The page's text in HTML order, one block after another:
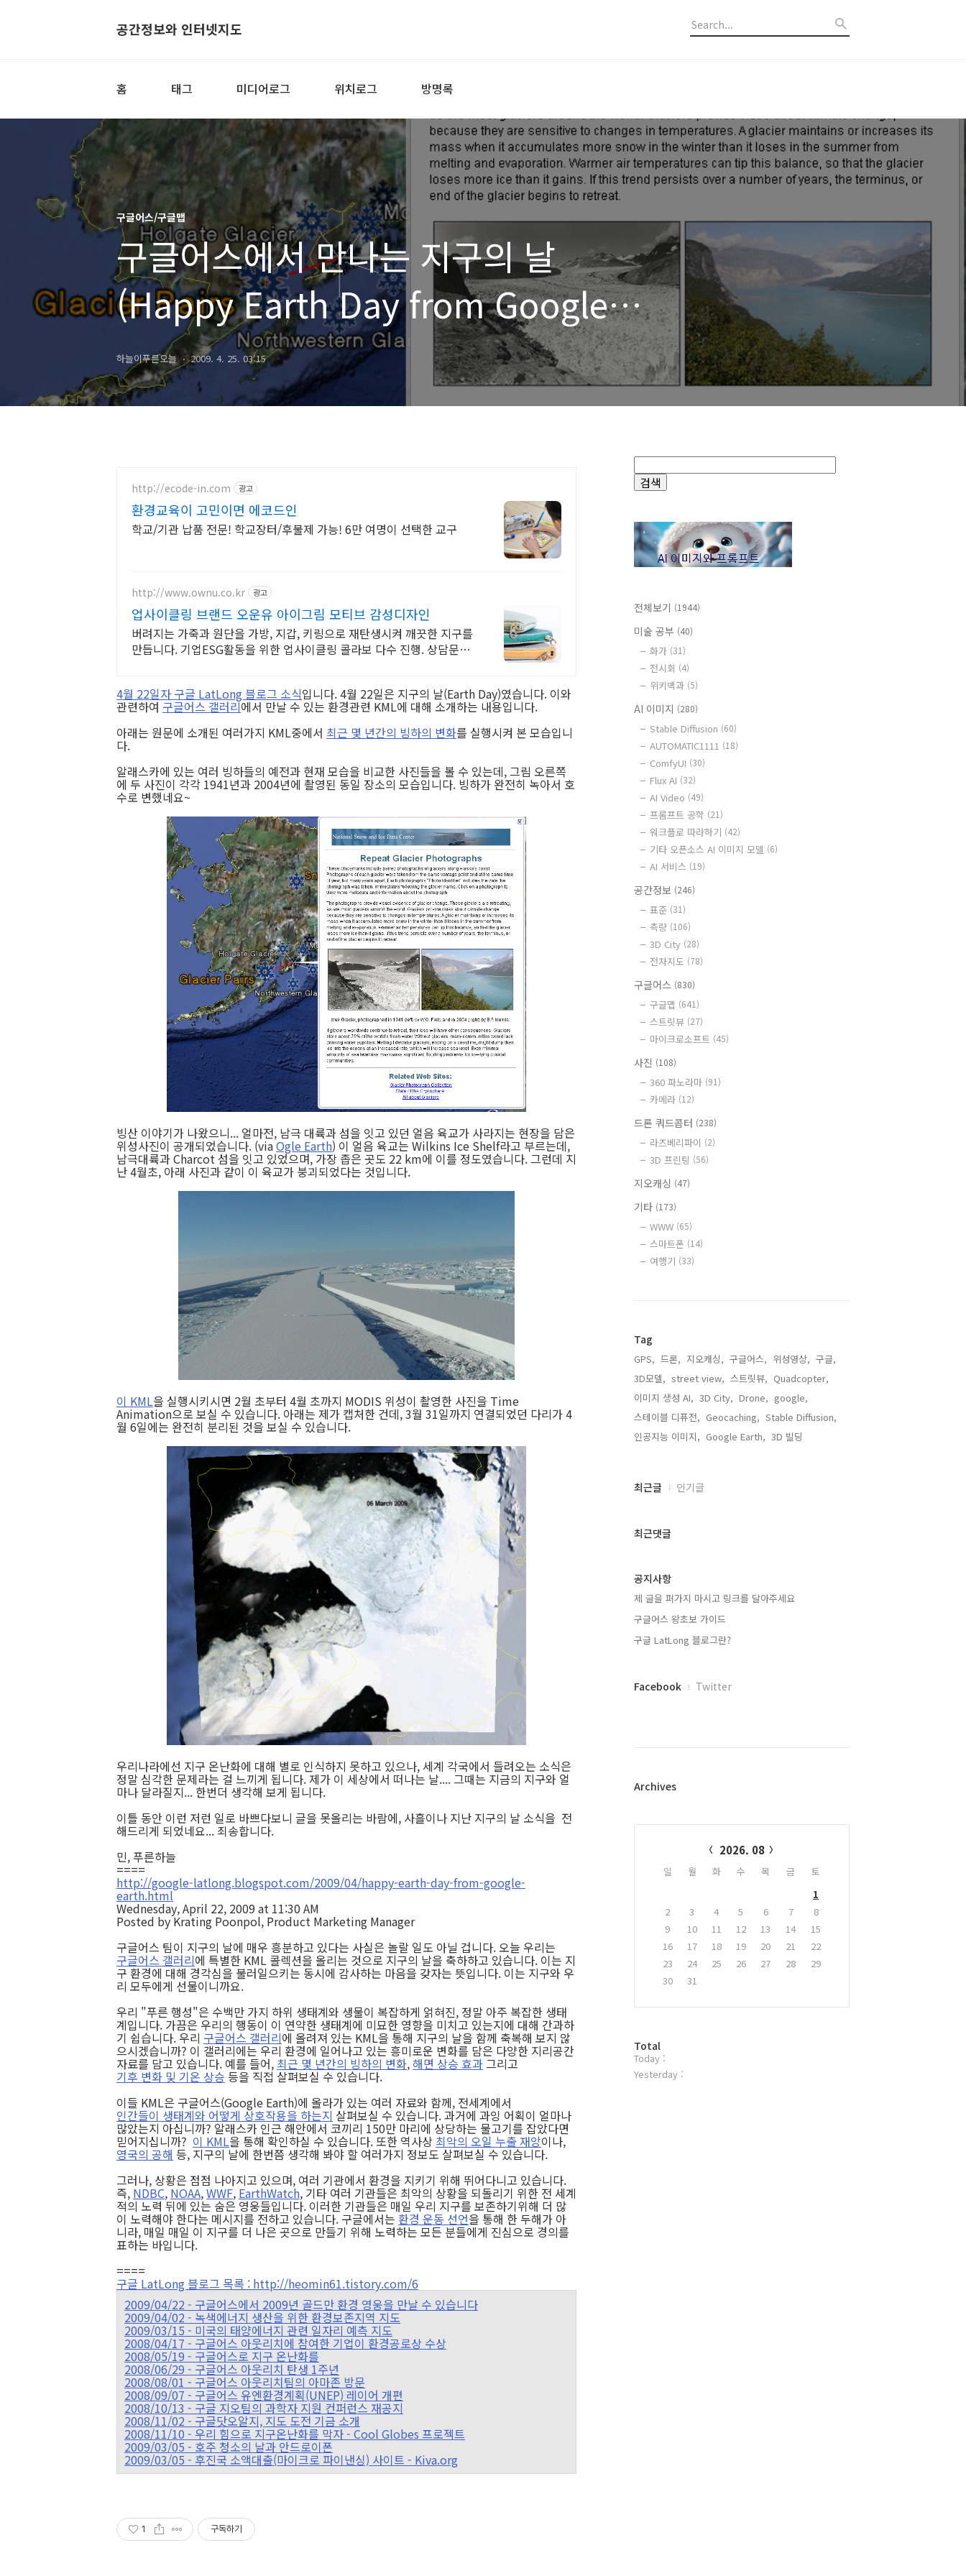
공간정보와 인터넷지도
홈 태그 미디어로그 위치로그 방명록
구글어스/구글맵
구글어스에서 만나는 지구의 날
(Happy Earth Day from Google
Earth)
하늘이푸른오늘 2009. 4. 25. 03:15
http://ecode-in.com 광고
환경교육이 고민이면 에코드인
학교/기관 납품 전문! 학교장터/후불제 가능! 6만 여명이 선택한 교구
http://www.ownu.co.kr 광고
업사이클링 브랜드 오운유 아이그림 모티브 감성디자인
버려지는 가죽과 원단을 가방, 지갑, 키링으로 재탄생시켜 깨끗한 지구를
만듭니다. 기업ESG활동을 위한 업사이클링 콜라보 다수 진행. 상담문의
4월 22일자 구글 LatLong 블로그 소식입니다. 4월 22일은 지구의 날(Earth Day)였습니다. 이와
관련하여 구글어스 갤러리에서 만날 수 있는 환경관련 KML에 대해 소개하는 내용입니다.
아래는 원문에 소개된 여러가지 KML중에서 최근 몇 년간의 빙하의 변화를 실행시켜 본 모습입니
다.
알래스카에 있는 여러 빙하들의 예전과 현재 모습을 비교한 사진들을 볼 수 있는데, 그림 오른쪽
에 두 사진이 각각 1941년과 2004년에 촬영된 동일 장소의 모습입니다. 빙하가 완전히 녹아서 호
수로 변했네요~
빙산 이야기가 나왔으니... 얼마전, 남극 대륙과 섬을 잇고 있던 얼음 육교가 사라지는 현장을 담은
위성사진이 공개되었습니다. (viaOgle Earth) 이 얼음 육교는 Wilkins Ice Shelf라고 부르는데,
남극대륙과 Charcot 섬을 잇고 있었으며, 가장 좁은 곳도 22 km에 이를 정도였습니다. 그런데 지
난 4월초, 아래 사진과 같이 이 육교가 붕괴되었다는 것입니다.
이 KML을 실행시키시면 2월 초부터 4월 초까지 MODIS 위성이 촬영한 사진을 Time
Animation으로 보실 수 있습니다. 아래는 제가 캡처한 건데, 3월 31일까지 연결되었던 다리가 4
월 6일에는 완전히 분리된 것을 보실 수 있습니다.
우리나라에선 지구 온난화에 대해 별로 인식하지 못하고 있으나, 세계 각국에서 들려오는 소식은
정말 심각한 문제라는 걸 느끼게 됩니다. 제가 이 세상에서 떠나는 날.... 그때는 지금의 지구와 얼
마나 달라질지... 한번더 생각해 보게 됩니다.
이틀 동안 이런 저런 일로 바쁘다보니 글을 못올리는 바람에, 사흘이나 지난 지구의 날 소식을 전
해드리게 되었네요... 죄송합니다.
민, 푸른하늘
====
http://google-latlong.blogspot.com/2009/04/happy-earth-day-from-google-
earth.html
Wednesday, April 22, 2009 at 11:30 AM
Posted by Krating Poonpol, Product Marketing Manager
구글어스 팀이 지구의 날에 매우 흥분하고 있다는 사실은 놀랄 일도 아닐 겁니다. 오늘 우리는
구글어스 갤러리에 특별한 KML 콜렉션을 올리는 것으로 지구의 날을 축하하고 있습니다. 이는 지
구 환경에 대해 경각심을 불러일으키는 동시에 감사하는 마음을 갖자는 뜻입니다. 이는 지구와 우
리 모두에게 선물이니까요.
우리 "푸른 행성"은 수백만 가지 하위 생태계와 생물이 복잡하게 얽혀진, 정말 아주 복잡한 생태
계입니다. 가끔은 우리의 행동이 이 연약한 생태계에 미묘한 영향을 미치고 있는지에 대해 간과하
기 쉽습니다. 우리 구글어스 갤러리에 올려져 있는 KML을 통해 지구의 날을 함께 축복해 보지 않
으시겠습니까? 이 갤러리에는 우리 환경에 일어나고 있는 흥미로운 변화를 담은 다양한 지리공간
자료를 담고 있습니다. 예를 들어, 최근 몇 년간의 빙하의 변화, 해면 상승 효과 그리고
기후 변화 및 기온 상승 등을 직접 살펴보실 수 있습니다.
이들 KML은 구글어스(Google Earth)에 올라가 있는 여러 자료와 함께, 전세계에서
인간들이 생태계와 어떻게 상호작용을 하는지 살펴보실 수 있습니다. 과거에 과잉 어획이 얼마나
많았는지 아십니까? 알래스카 인근 해안에서 코끼리 150만 마리에 상당하는 물고기를 잡았다면
믿어지십니까? 이 KML을 통해 확인하실 수 있습니다. 또한 역사상 최악의 오일 누출 재앙이나,
영국의 공해 등, 지구의 날에 한번쯤 생각해 봐야 할 여러가지 정보도 살펴보실 수 있습니다.
그러나, 상황은 점점 나아지고 있으며, 여러 기관에서 환경을 지키기 위해 뛰어다니고 있습니다.
즉, NDBC, NOAA,WWF, EarthWatch, 기타 여러 기관들은 최악의 상황을 되돌리기 위한 전 세계
적의 노력 뒤에 있는 숨은 영웅들입니다. 이러한 기관들은 매일 우리 지구를 보존하기위해 더 많
이 노력해야 한다는 메시지를 전하고 있습니다. 구글에서는 환경 운동 선언을 통해 한 두해가 아
니라, 매일 매일 이 지구를 더 나은 곳으로 만들기 위해 노력하는 모든 분들에게 진심으로 경의를
표하는 바입니다.
====
구글 LatLong 블로그 목록 : http://heomin61.tistory.com/6
2009/04/22 - 구글어스에서 2009년 골드만 환경 영웅을 만날 수 있습니다
2009/04/02 - 녹색에너지 생산을 위한 환경보존지역 지도
2009/03/15 - 미국의 태양에너지 관련 일자리 예측 지도
2008/04/17 - 구글어스 아웃리치에 참여한 기업이 환경공로상 수상
2008/05/19 - 구글어스로 지구 온난화를
2008/06/29 - 구글어스 아웃리치 탄생 1주년
2008/08/01 - 구글어스 아웃리치팀의 아마존 방문
2008/09/07 - 구글어스 유엔환경계획(UNEP) 레이어 개편
2008/10/13 - 구글 지오팀의 과학자 지원 컨퍼런스 재공지
2008/11/02 - 구글닷오알지, 지도 도전 기금 소개
2008/11/10 - 우리 힘으로 지구온난화를 막자 - Cool Globes 프로젝트
2009/03/05 - 호주 청소의 날과 안드로이폰
2009/03/05 - 후진국 소액대출(마이크로 파이낸싱) 사이트 - Kiva.org
1 구독하기
전체보기 (1944)
미술 공부 (40)
화가 (31)
전시회 (4)
위키백과 (5)
AI 이미지 (280)
Stable Diffusion (60)
AUTOMATIC1111 (18)
ComfyUI (30)
Flux AI (32)
AI Video (49)
프롬프트 공학 (21)
워크플로 따라하기 (42)
기타 오픈소스 AI 이미지 모델 (6)
AI 서비스 (19)
공간정보 (246)
표준 (31)
측량 (106)
3D City (28)
전자지도 (78)
구글어스 (830)
구글맵 (641)
스트릿뷰 (27)
마이크로소프트 (45)
사진 (108)
360 파노라마 (91)
카메라 (12)
드론 쿼드콥터 (238)
라즈베리파이 (2)
3D 프린팅 (56)
지오캐싱 (47)
기타 (173)
WWW (65)
스마트폰 (14)
여행기 (33)
Tag
GPS, 드론, 지오캐싱, 구글어스, 위성영상, 구글,
3D모델, street view, 스트릿뷰, Quadcopter,
이미지 생성 AI, 3D City, Drone, google,
스테이블 디퓨전, Geocaching, Stable Diffusion,
인공지능 이미지, Google Earth, 3D 빌딩,
최
과
글
최근글 인기글
최근댓글
공지사항
제 글을 퍼가지 마시고 링크를 달아주세요
구글어스 왕초보 가이드
구글 LatLong 블로그란?
페
플
Facebook Twitter
Archives
2026. 08
일 월 화 수 목 금
토
1
2
3 4 5 6 7
8
9
10 11 12 13 14
15
16
17 18 19 20 21
22
23
24 25 26 27 28
29
30
31
방
문
자
Total
Today :
Yesterday :